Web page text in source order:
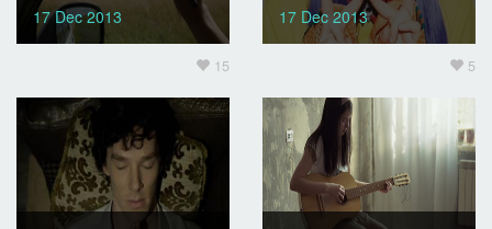
17 Dec 2013
15
17 Dec 2013
5